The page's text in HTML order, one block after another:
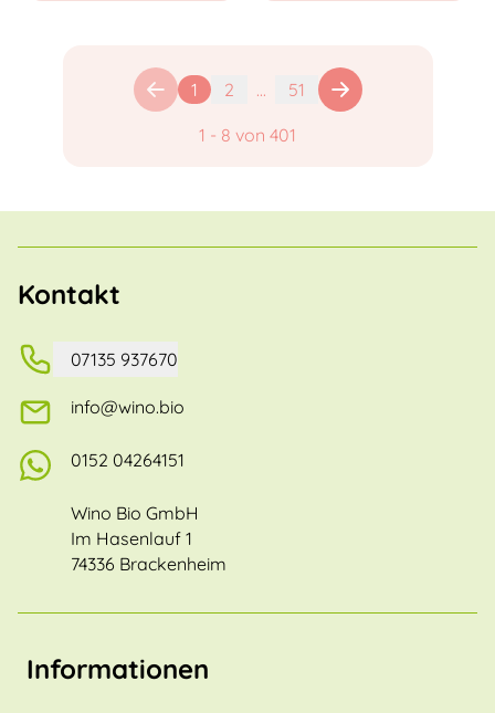
1 2 ... 51
1 - 8 von 401
Kontakt
07135 937670
info@wino.bio
0152 04264151
Wino Bio GmbH
Im Hasenlauf 1
74336 Brackenheim
Informationen